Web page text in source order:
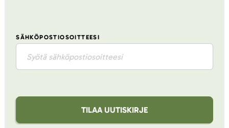
SÄHKÖPOSTIOSOITTEESI
TILAA UUTISKIRJE